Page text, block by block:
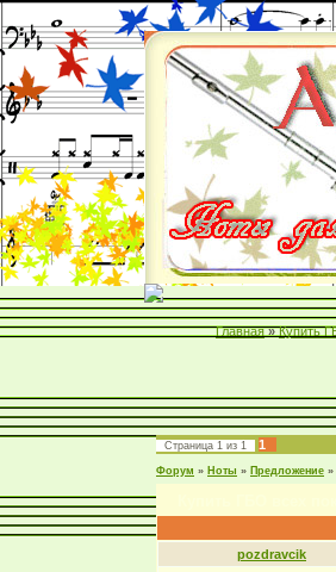
Главная » Купить
Страница 1 из 1 1
Форум » Ноты » Предложение »
pozdravcik